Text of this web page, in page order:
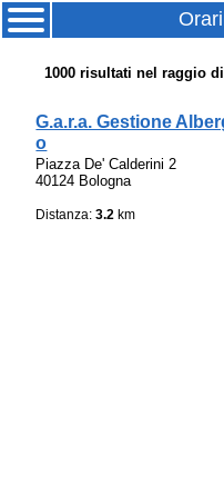
1000 risultati nel raggio di
G.a.r.a. Gestione
o
Piazza De' Calderini 2
40124 Bologna
Distanza:3.2 km